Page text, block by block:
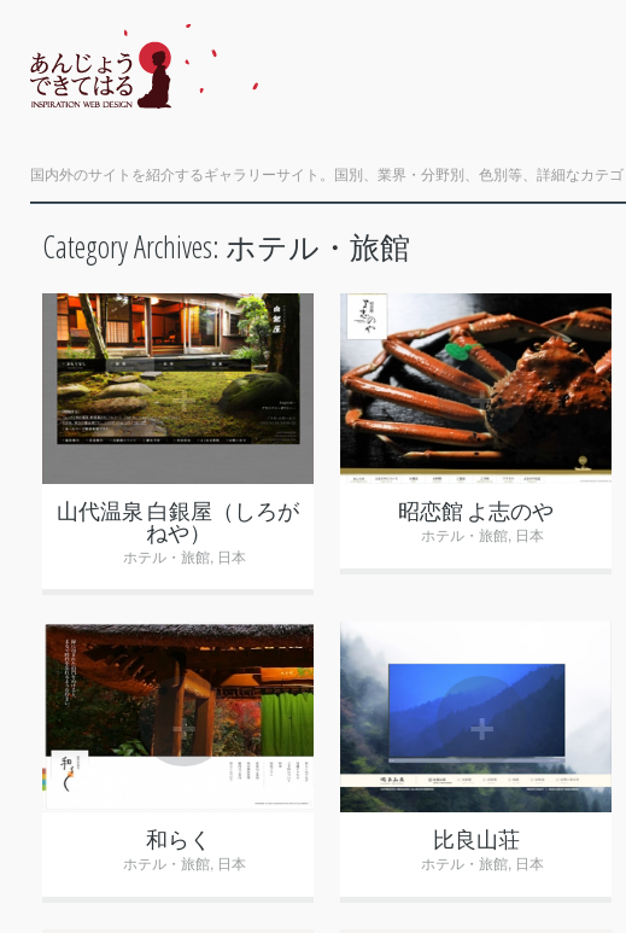
国内外のサイトを紹介するギャラリーサイト。国別、業界・分野別、色別等、詳細なカテゴ
Category Archives: ホテル・旅館
+
山代温泉 白銀屋（しろが
ねや）
ホテル・旅館, 日本
+
昭恋館 よ志のや
ホテル・旅館, 日本
+
和らく
ホテル・旅館, 日本
+
比良山荘
ホテル・旅館, 日本